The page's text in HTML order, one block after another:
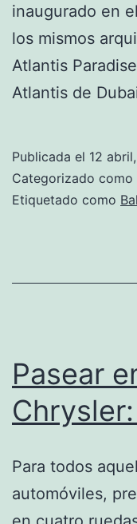
inaugurado en
los mismos
Atlantis
Atlantis de
Publicada el 12
Categorizado como
Etiquetado como
Pasear
Para todos
automóviles,